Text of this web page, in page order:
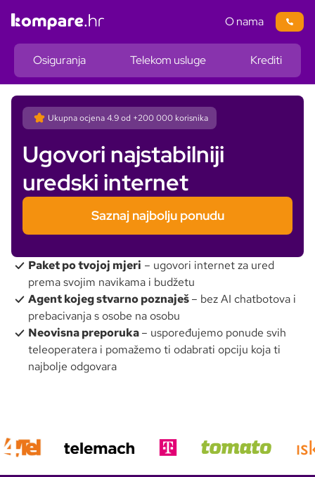
Osiguranja Telekom usluge Krediti
O nama
Ukupna ocjena4.9od +200 000 korisnika
Ugovori najstabilniji
uredski internet
Saznaj najbolju ponudu
Paket po tvojoj mjeri – ugovori internet za ured
prema svojim navikama i budžetu
Agent kojeg stvarno poznaješ– bez AI chatbotova i
prebacivanja s osobe na osobu
Neovisna preporuka– uspoređujemo ponude svih
teleoperatera i pomažemo ti odabrati opciju koja ti
najbolje odgovara
Telekomunikacije
Stabilan uredski internet